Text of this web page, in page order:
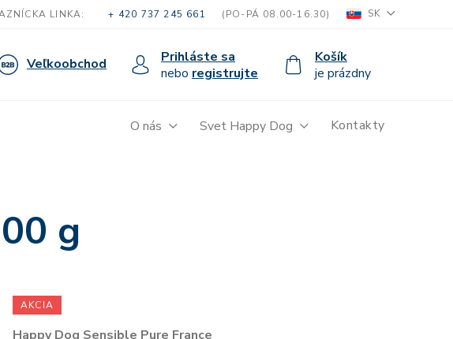
LINKA: + 420 737 245 661 (PO-PÁ 08.00-16.30) SK
Veľkoobchod
Prihláste sa
nebo registrujte
Košík
je prázdny
O nás Svet Happy Dog Kontakty
g
AKCIA
Happy Dog Sensible Pure France